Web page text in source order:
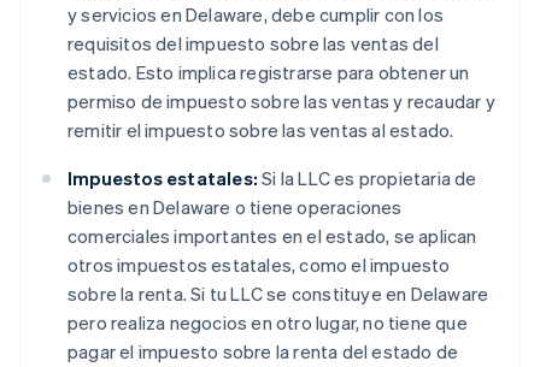
y servicios en Delaware, debe cumplir con los
requisitos del impuesto sobre las ventas del
estado. Esto implica registrarse para obtener un
permiso de impuesto sobre las ventas y recaudar y
remitir el impuesto sobre las ventas al estado.
Impuestos estatales: Si la LLC es propietaria de
bienes en Delaware o tiene operaciones
comerciales importantes en el estado, se aplican
otros impuestos estatales, como el impuesto
sobre la renta. Si tu LLC se constituye en Delaware
pero realiza negocios en otro lugar, no tiene que
pagar el impuesto sobre la renta del estado de